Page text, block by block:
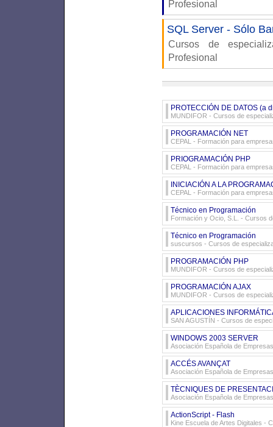
Profesional
SQL Server - Sólo
Cursos de
Profesional
PROTECCIÓN DE DATOS (a
MUNDIFOR - Cursos de
PROGRAMACIÓN NET
CEPAL - Formación para
PRIOGRAMACIÓN PHP
CEPAL - Formación para
INICIACIÓN A LA
CEPAL - Formación para
Técnico en Programación
Formación y Ocio, S.L. - Cursos
Técnico en Programación
suscursos - Cursos de
PROGRAMACIÓN PHP
MUNDIFOR - Cursos de
PROGRAMACIÓN AJAX
MUNDIFOR - Cursos de
APLICACIONES
SAN AGUSTÍN - Cursos de
WINDOWS 2003 SERVER
Asociación Española de
ACCÉS AVANÇAT
Asociación Española de
TÈCNIQUES DE
Asociación Española de
ActionScript - Flash
Kine Escuela de Artes Digitales -